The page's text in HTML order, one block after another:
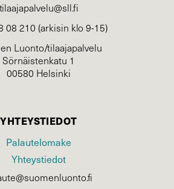
tilaajapalvelu@sll.fi
08 210 (arkisin klo 9-15)
Luonto/tilaajapalvelu
Sörnäistenkatu 1
00580 Helsinki
YHTEYSTIEDOT
Palautelomake
Yhteystiedot